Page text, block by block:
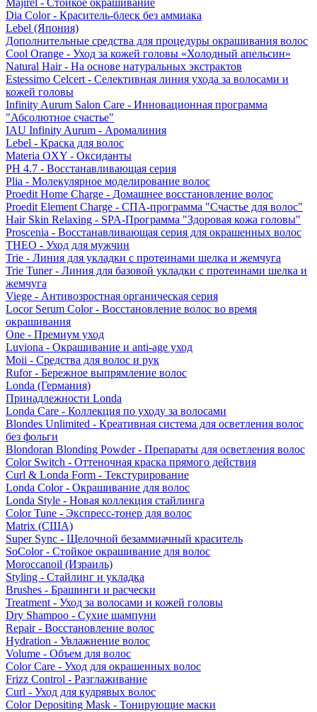
Majirel - Стойкое окрашивание
Dia Color - Краситель-блеск без аммиака
Lebel (Япония)
Дополнительные средства для процедуры окрашивания волос
Cool Orange - Уход за кожей головы «Холодный апельсин»
Natural Hair - На основе натуральных экстрактов
Estessimo Celcert - Селективная линия ухода за волосами и
кожей головы
Infinity Aurum Salon Care - Инновационная программа
"Абсолютное счастье"
IAU Infinity Aurum - Аромалиния
Lebel - Краска для волос
Materia OXY - Оксиданты
PH 4.7 - Восстанавливающая серия
Plia - Молекулярное моделирование волос
Proedit Home Charge - Домашнее восстановление волос
Proedit Element Charge - СПА-программа "Счастье для волос"
Hair Skin Relaxing - SPA-Программа "Здоровая кожа головы"
Proscenia - Восстанавливающая серия для окрашенных волос
THEO - Уход для мужчин
Trie - Линия для укладки с протеинами шелка и жемчуга
Trie Tuner - Линия для базовой укладки с протеинами шелка и
жемчуга
Viege - Антивозростная органическая серия
Locor Serum Color - Восстановление волос во время
окрашивания
One - Премиум уход
Luviona - Окрашивание и anti-age уход
Moii - Средства для волос и рук
Rufor - Бережное выпрямление волос
Londa (Германия)
Принадлежности Londa
Londa Care - Коллекция по уходу за волосами
Blondes Unlimited - Креативная система для осветления волос
без фольги
Blondoran Blonding Powder - Препараты для осветления волос
Color Switch - Оттеночная краска прямого действия
Curl & Londa Form - Текстурирование
Londa Color - Окрашивание для волос
Londa Style - Новая коллекция стайлинга
Color Tune - Экспресс-тонер для волос
Matrix (США)
Super Sync - Щелочной безаммиачный краситель
SoColor - Стойкое окрашивание для волос
Moroccanoil (Израиль)
Styling - Стайлинг и укладка
Brushes - Брашинги и расчески
Treatment - Уход за волосами и кожей головы
Dry Shampoo - Сухие шампуни
Repair - Восстановление волос
Hydration - Увлажнение волос
Volume - Объем для волос
Color Care - Уход для окрашенных волос
Frizz Control - Разглаживание
Curl - Уход для кудрявых волос
Color Depositing Mask - Тонирующие маски